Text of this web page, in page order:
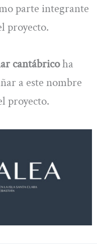
parte integrante
proyecto.
cantábricoha
a este nombre
proyecto.